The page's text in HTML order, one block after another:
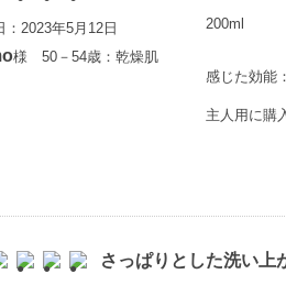
：2023年5月12日
様 50－54歳：乾燥肌
200ml
感じた効能
主人用に購
さっぱりとした洗い上